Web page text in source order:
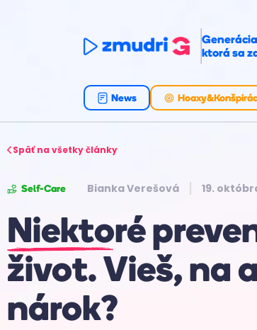
ktorá sa
News
Späť na všetky články
Self-Care Bianka Verešová 19.
Niektoré
život. Vieš, na
nárok?